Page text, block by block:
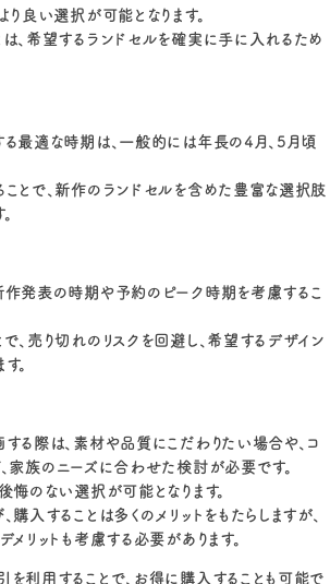
り良い選択が可能となります。
、希望するランドセルを確実に手に入れるため
最適な時期は、一般的には年長の4月、5月頃
とで、新作のランドセルを含めた豊富な選択肢
作発表の時期や予約のピーク時期を考慮するこ
、売り切れのリスクを回避し、希望するデザイン
。
る際は、素材や品質にこだわりたい場合や、コ
家族のニーズに合わせた検討が必要です。
悔のない選択が可能となります。
入することは多くのメリットをもたらしますが、
リットも考慮する必要があります。
利用することで、お得に購入することも可能で